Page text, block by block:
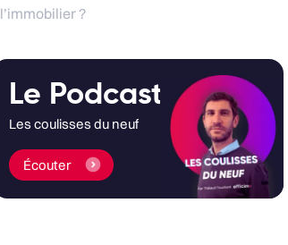
l’immobilier ?
Le Podcast
Les coulisses du neuf
Écouter